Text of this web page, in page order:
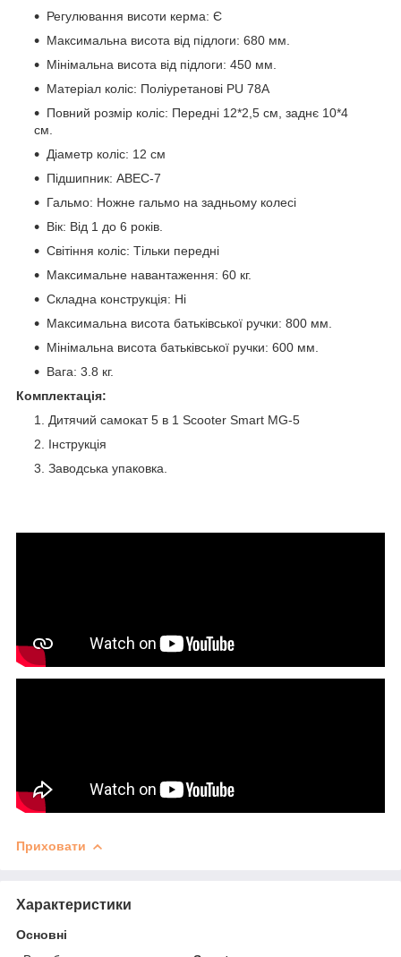
Регулювання висоти керма: Є
Максимальна висота від підлоги: 680 мм.
Мінімальна висота від підлоги: 450 мм.
Матеріал коліс: Поліуретанові PU 78A
Повний розмір коліс: Передні 12*2,5 см, заднє 10*4
см.
Діаметр коліс: 12 см
Підшипник: ABEC-7
Гальмо: Ножне гальмо на задньому колесі
Вік: Від 1 до 6 років.
Світіння коліс: Тільки передні
Максимальне навантаження: 60 кг.
Складна конструкція: Ні
Максимальна висота батьківської ручки: 800 мм.
Мінімальна висота батьківської ручки: 600 мм.
Вага: 3.8 кг.
Комплектація:
Дитячий самокат 5 в 1 Scooter Smart MG-5
Інструкція
Заводська упаковка.
Приховати
Характеристики
Основні